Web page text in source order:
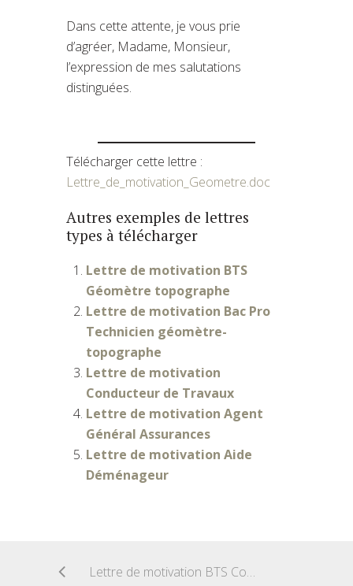
Dans cette attente, je vous prie
d’agréer, Madame, Monsieur,
l’expression de mes salutations
distinguées.
Télécharger cette lettre :
Lettre_de_motivation_Geometre.doc
Autres exemples de lettres
types à télécharger
Lettre de motivation BTS
Géomètre topographe
Lettre de motivation Bac Pro
Technicien géomètre-
topographe
Lettre de motivation
Conducteur de Travaux
Lettre de motivation Agent
Général Assurances
Lettre de motivation Aide
Déménageur
Lettre de motivation BTS Comptabilité en alternance